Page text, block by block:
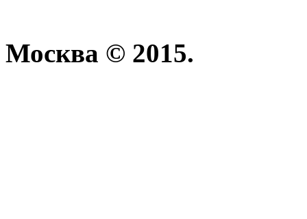
Москва © 2015.